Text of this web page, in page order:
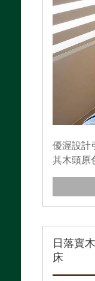
優渥設計
其木頭原
日落實
床